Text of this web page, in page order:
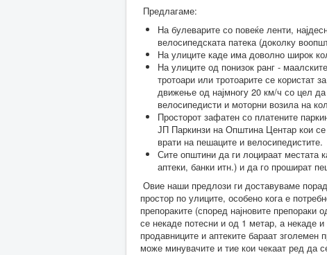
Предлагаме:
На булеварите со повеќе ленти,
велосипедската патека (доколку
На улиците каде има доволно широк
На улиците од понизок ранг -
тротоари или тротоарите се користат
движење од најмногу 20 км/ч со цел
велосипедисти и моторни возила на
Просторот зафатен со платените
ЈП Паркинзи на Општина Центар кои
врати на пешаците и велосипедистите.
Сите општини да ги лоцираат местата
аптеки, банки итн.) и да го прошират
Овие наши предлози ги доставуваме
простор по улиците, особено кога е
препораките (според најновите препораки
се некаде потесни и од 1 метар, а некаде
продавниците и аптеките бараат
може минувачите и тие кои чекаат ред да